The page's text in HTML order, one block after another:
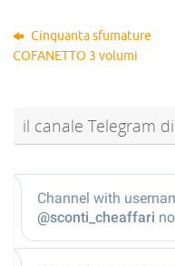
Cinquanta sfumature
COFANETTO 3 volumi
il canale Telegram